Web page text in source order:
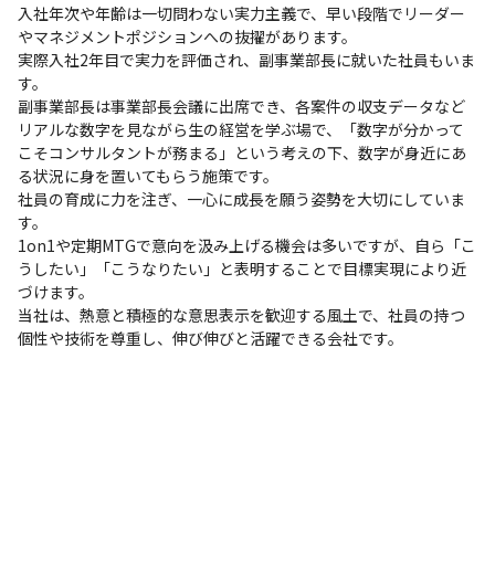
入社年次や年齢は一切問わない実力主義で、早い段階でリーダー
やマネジメントポジションへの抜擢があります。
実際入社2年目で実力を評価され、副事業部長に就いた社員もいま
す。
副事業部長は事業部長会議に出席でき、各案件の収支データなど
リアルな数字を見ながら生の経営を学ぶ場で、「数字が分かって
こそコンサルタントが務まる」という考えの下、数字が身近にあ
る状況に身を置いてもらう施策です。
社員の育成に力を注ぎ、一心に成長を願う姿勢を大切にしていま
す。
1on1や定期MTGで意向を汲み上げる機会は多いですが、自ら「こ
うしたい」「こうなりたい」と表明することで目標実現により近
づけます。
当社は、熱意と積極的な意思表示を歓迎する風土で、社員の持つ
個性や技術を尊重し、伸び伸びと活躍できる会社です。